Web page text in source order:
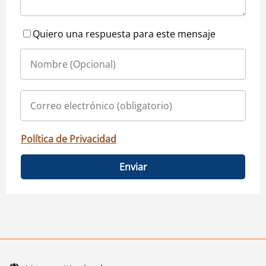
Quiero una respuesta para este mensaje
Política de Privacidad
Enviar